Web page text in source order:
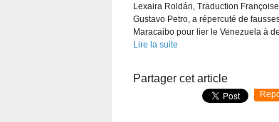
Lexaira Roldán, Traduction
Gustavo Petro, a répercuté de
Maracaibo pour lier le Venezuela à
Lire la suite
Partager cet article